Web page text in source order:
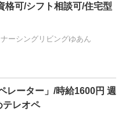
格可/シフト相談可/住宅型
ーシングリビングゆあん
レーター」/時給1600円 週
テレオペ